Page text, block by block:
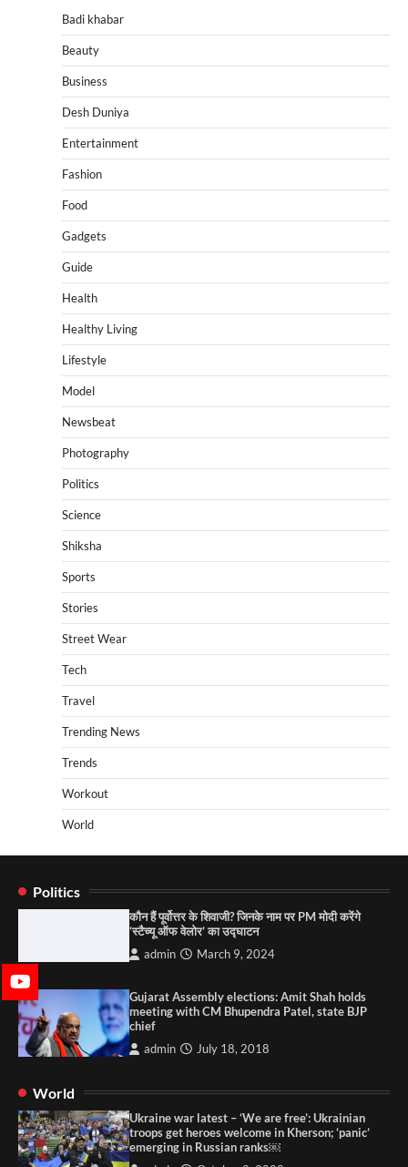
Badi khabar
Beauty
Business
Desh Duniya
Entertainment
Fashion
Food
Gadgets
Guide
Health
Healthy Living
Lifestyle
Model
Newsbeat
Photography
Politics
Science
Shiksha
Sports
Stories
Street Wear
Tech
Travel
Trending News
Trends
Workout
World
Politics
कौन हैं पूर्वोत्तर के शिवाजी? जिनके नाम पर PM मोदी करेंगे
‘स्टैच्यू ऑफ वेलोर’ का उद्घाटन
admin March 9, 2024
Gujarat Assembly elections: Amit Shah holds
meeting with CM Bhupendra Patel, state BJP
chief
admin July 18, 2018
World
Ukraine war latest – ‘We are free’: Ukrainian
troops get heroes welcome in Kherson; ‘panic’
emerging in Russian ranks￼